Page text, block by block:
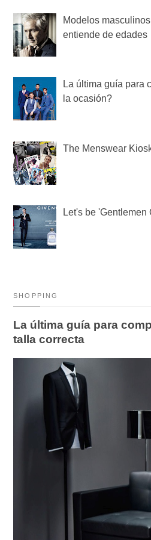
Modelos
entiende de edades
La última guía para
la ocasión?
The Menswear
Let's be
SHOPPING
La última guía para
talla correcta